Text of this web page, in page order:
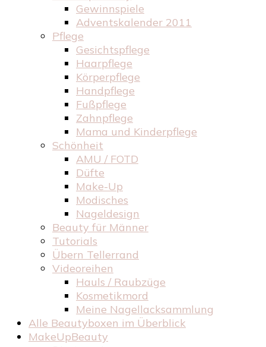
Gewinnspiele
Adventskalender 2011
Pflege
Gesichtspflege
Haarpflege
Körperpflege
Handpflege
Fußpflege
Zahnpflege
Mama und Kinderpflege
Schönheit
AMU / FOTD
Düfte
Make-Up
Modisches
Nageldesign
Beauty für Männer
Tutorials
Übern Tellerrand
Videoreihen
Hauls / Raubzüge
Kosmetikmord
Meine Nagellacksammlung
Alle Beautyboxen im Überblick
MakeUpBeauty